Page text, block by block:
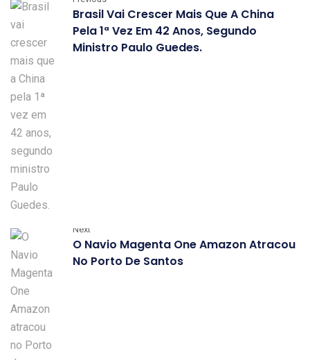
Brasil Vai Crescer Mais Que A China
Pela 1ª Vez Em 42 Anos, Segundo
Ministro Paulo Guedes.
Next
O Navio Magenta One Amazon Atracou
No Porto De Santos